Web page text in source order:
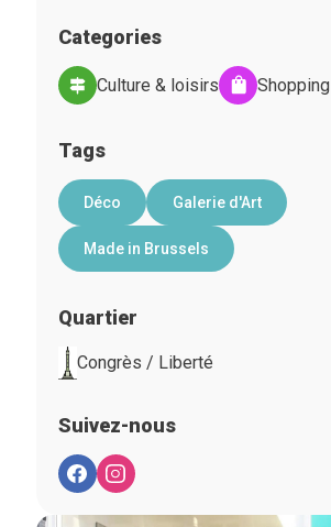
Categories
Culture & loisirs Shopping
Tags
Déco Galerie d'Art
Made in Brussels
Quartier
Congrès / Liberté
Suivez-nous